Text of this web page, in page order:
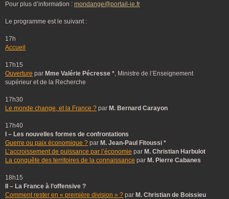
Pour plus d’information : mondange@portail-ie.fr
Le programme est le suivant :
17h
Accueil
17h15
Ouverture par Mme Valérie Pécresse *, Ministre de l’Enseignement
supérieur et de la Recherche
17h30
Le monde change, et la France ? par M. Bernard Carayon
17h40
I – Les nouvelles formes de confrontations
Guerre ou paix économique ? par M. Jean-Paul Fitoussi *
L’accroissement de puissance par l’économie par M. Christian Harbulot
La conquête des territoires de la connaissance par M. Pierre Cabanes
18h15
II – La France à l’offensive ?
Comment rester en « première division » ? par M. Christian de Boissieu